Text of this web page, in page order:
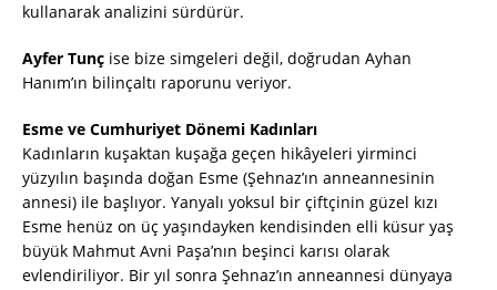
kullanarak analizini sürdürür.
Ayfer Tunç ise bize simgeleri değil, doğrudan Ayhan
Hanım’ın bilinçaltı raporunu veriyor.
Esme ve Cumhuriyet Dönemi Kadınları
Kadınların kuşaktan kuşağa geçen hikâyeleri yirminci
yüzyılın başında doğan Esme (Şehnaz’ın anneannesinin
annesi) ile başlıyor. Yanyalı yoksul bir çiftçinin güzel kızı
Esme henüz on üç yaşındayken kendisinden elli küsur yaş
büyük Mahmut Avni Paşa’nın beşinci karısı olarak
evlendiriliyor. Bir yıl sonra Şehnaz’ın anneannesi dünyaya